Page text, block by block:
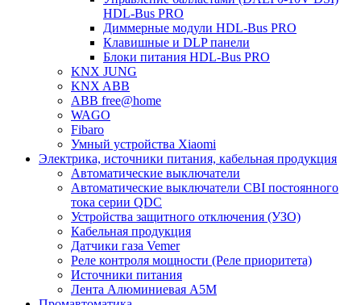
HDL-Bus PRO
Диммерные модули HDL-Bus PRO
Клавишные и DLP панели
Блоки питания HDL-Bus PRO
KNX JUNG
KNX ABB
ABB free@home
WAGO
Fibaro
Умный устройства Xiaomi
Электрика, источники питания, кабельная продукция
Автоматические выключатели
Автоматические выключатели CBI постоянного
тока серии QDC
Устройства защитного отключения (УЗО)
Кабельная продукция
Датчики газа Vemer
Реле контроля мощности (Реле приоритета)
Источники питания
Лента Алюминиевая А5М